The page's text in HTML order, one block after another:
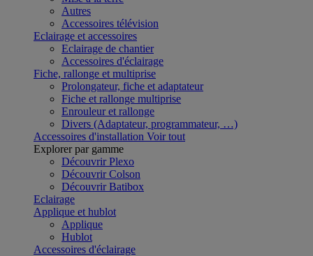
Autres
Accessoires télévision
Eclairage et accessoires
Eclairage de chantier
Accessoires d'éclairage
Fiche, rallonge et multiprise
Prolongateur, fiche et adaptateur
Fiche et rallonge multiprise
Enrouleur et rallonge
Divers (Adaptateur, programmateur, …)
Accessoires d'installation Voir tout
Explorer par gamme
Découvrir Plexo
Découvrir Colson
Découvrir Batibox
Eclairage
Applique et hublot
Applique
Hublot
Accessoires d'éclairage